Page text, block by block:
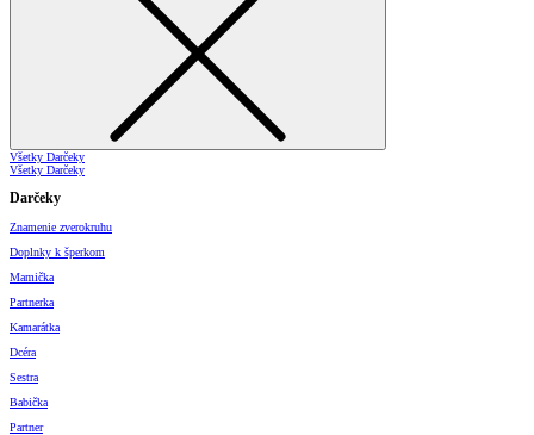
Všetky Darčeky
Všetky Darčeky
Darčeky
Znamenie zverokruhu
Doplnky k šperkom
Mamička
Partnerka
Kamarátka
Dcéra
Sestra
Babička
Partner